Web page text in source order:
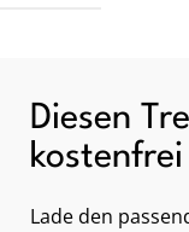
Diesen
Lade den